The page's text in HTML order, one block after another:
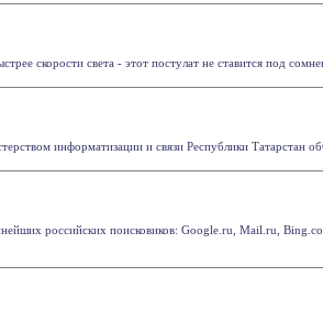
скорости света - этот постулат не ставится под
информатизации и связи Республики Татарстан
российских поисковиков: Google.ru, Mail.ru,